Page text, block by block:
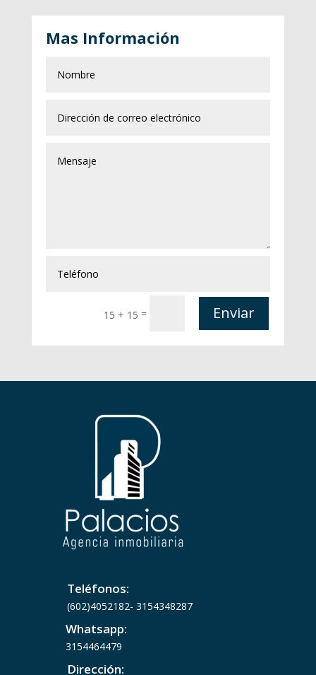
Mas Información
15 + 15 = Enviar
Teléfonos:
(602)4052182- 3154348287
Whatsapp:
3154464479
Dirección: